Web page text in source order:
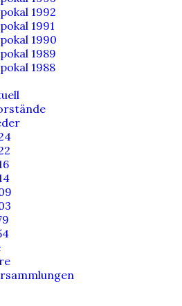
1992
1991
1990
1989
1988